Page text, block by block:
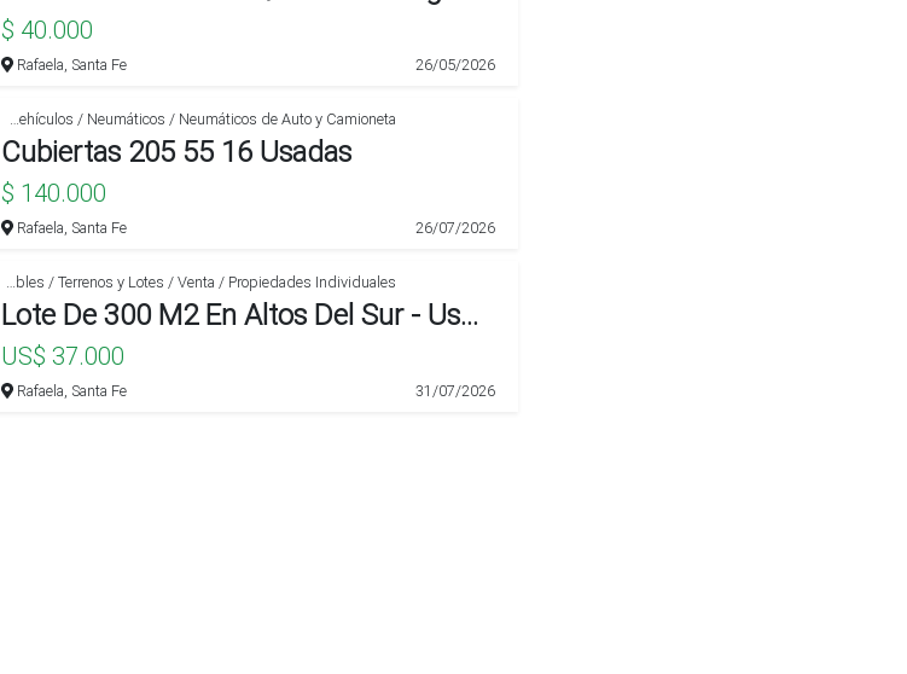
$ 40.000
Rafaela, Santa Fe 26/05/2026
Automotores / Accesorios para Vehículos / Neumáticos / Neumáticos de Auto y Camioneta
Cubiertas 205 55 16 Usadas
$ 140.000
Rafaela, Santa Fe 26/07/2026
Inmuebles / Inmuebles / Terrenos y Lotes / Venta / Propiedades Individuales
Lote De 300 M2 En Altos Del Sur - Usd 37.000
US$ 37.000
Rafaela, Santa Fe 31/07/2026